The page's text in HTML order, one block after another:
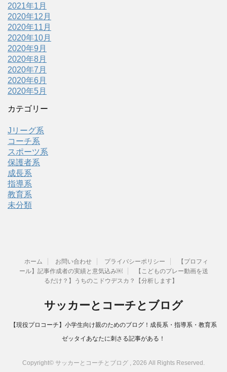
2021年1月
2020年12月
2020年11月
2020年10月
2020年9月
2020年8月
2020年7月
2020年6月
2020年5月
カテゴリー
Jリーグ系
コーチ系
スポーツ系
保護者系
成長系
指導系
教育系
未分類
ホーム お問い合わせ プライバシーポリシー
【プロフィ
ール】記事作成者の実績と意気込み￼
【こどものプレー動画を送
るだけ？】うちのこドウデスカ？【分析します】
サッカーとコーチとブログ
【現役プロコーチ】小学生向け親のためのブログ！成長系・指導系・教育系
ゼッタイあなたに刺さる記事がある！
Copyright© サッカーとコーチとブログ , 2026 All Rights Reserved.